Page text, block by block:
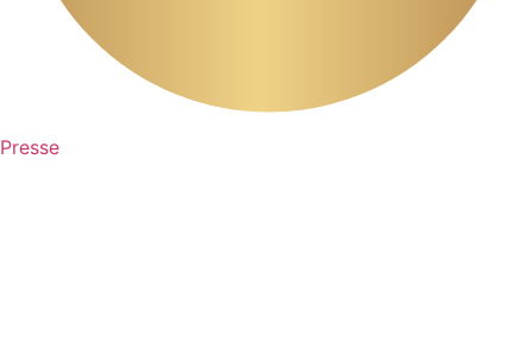
Presse